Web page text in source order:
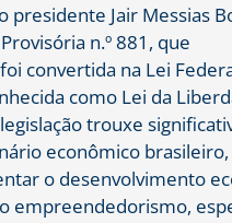
presidente Jair Messias
n.º 881, que
convertida na Lei
como Lei da
trouxe
econômico
o desenvolvimento
empreendedorismo,